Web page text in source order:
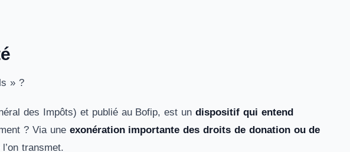
» ?
des Impôts) et publié au Bofip, est un dispositif qui entend
? Via une exonération importante des droits de donation ou de
transmet.